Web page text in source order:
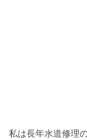
私は長年水道修理